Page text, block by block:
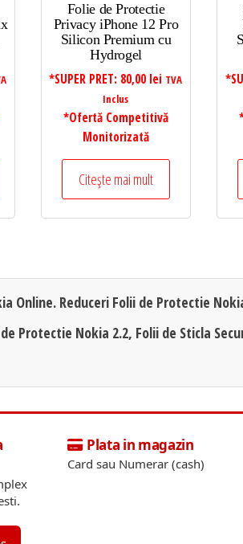
Folie de Protectie
Privacy iPhone 12 Pro
Silicon Premium cu
Hydrogel
*SUPER PRET: 80,00 lei TVA
Inclus
*Ofertă Competitivă
Monitorizată
Citește mai mult
Online. Reduceri Folii de Protectie
Protectie Nokia 2.2, Folii de Sticla
Plata in magazin
Card sau Numerar (cash)